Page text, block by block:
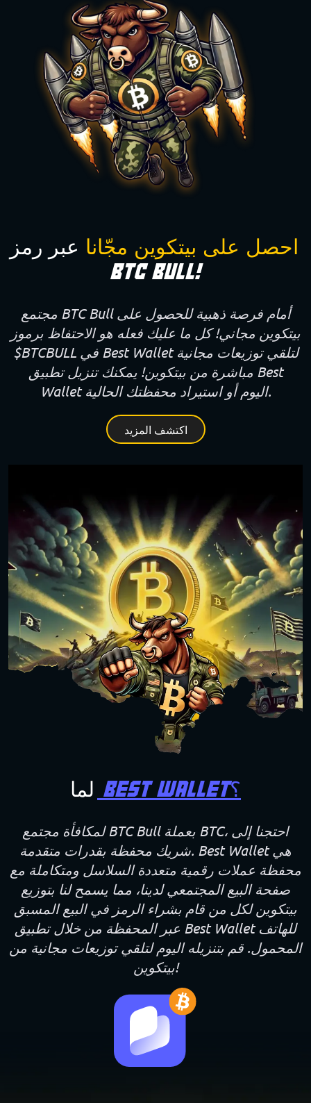
احصل على بيتكوين مجّانا عبر رمز
BTC Bull!
مجتمع BTC Bull أمام فرصة ذهبية للحصول على
بيتكوين مجاني! كل ما عليك فعله هو الاحتفاظ برموز
$BTCBULL في Best Wallet لتلقي توزيعات مجانية
مباشرة من بيتكوين! يمكنك تنزيل تطبيق Best
Wallet اليوم أو استيراد محفظتك الحالية.
اكتشف المزيد
لما Best Wallet؟
لمكافأة مجتمع BTC Bull بعملة BTC، احتجنا إلى
شريك محفظة بقدرات متقدمة. Best Wallet هي
محفظة عملات رقمية متعددة السلاسل ومتكاملة مع
صفحة البيع المجتمعي لدينا، مما يسمح لنا بتوزيع
بيتكوين لكل من قام بشراء الرمز في البيع المسبق
عبر المحفظة من خلال تطبيق Best Wallet للهاتف
المحمول. قم بتنزيله اليوم لتلقي توزيعات مجانية من
بيتكوين!